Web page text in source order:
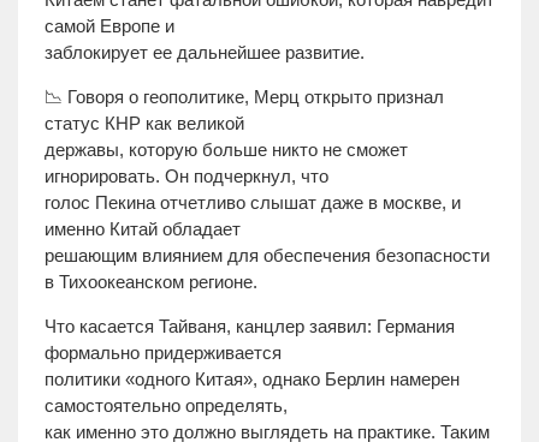
самой Европе и
заблокирует ее дальнейшее развитие.
📉 Говоря о геополитике, Мерц открыто признал
статус КНР как великой
державы, которую больше никто не сможет
игнорировать. Он подчеркнул, что
голос Пекина отчетливо слышат даже в москве, и
именно Китай обладает
решающим влиянием для обеспечения безопасности
в Тихоокеанском регионе.
Что касается Тайваня, канцлер заявил: Германия
формально придерживается
политики «одного Китая», однако Берлин намерен
самостоятельно определять,
как именно это должно выглядеть на практике. Таким